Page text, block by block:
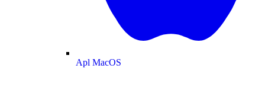
Apl MacOS